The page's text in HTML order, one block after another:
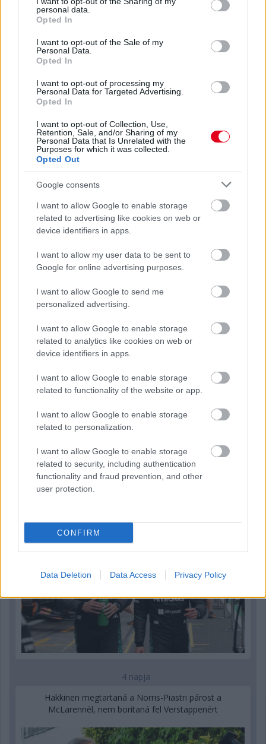
grant or deny consent to Google and its third-party tags to
use your data for below specified purposes in below Google
consent section.
personal data.
Opted In
I want to opt-out of the Sale of my
Personal Data.
Opted In
I want to opt-out of processing my
Personal Data for Targeted Advertising.
Opted In
I want to opt-out of Collection, Use,
Retention, Sale, and/or Sharing of my
Personal Data that Is Unrelated with the
Purposes for which it was collected.
Opted Out
Google consents
I want to allow Google to enable storage
related to advertising like cookies on web or
device identifiers in apps.
I want to allow my user data to be sent to
Google for online advertising purposes.
I want to allow Google to send me
personalized advertising.
I want to allow Google to enable storage
related to analytics like cookies on web or
device identifiers in apps.
I want to allow Google to enable storage
related to functionality of the website or app.
I want to allow Google to enable storage
related to personalization.
I want to allow Google to enable storage
related to security, including authentication
functionality and fraud prevention, and other
user protection.
CONFIRM
Data Deletion Data Access Privacy Policy
Óriási bevétel-visszaesést könyvelhetett el az F1 a
3 napja
Kerékpáros világbajnokságra kvalifikálta magát Bottas az
3 napja
Montoya szerint Antonelli kedvessége sem segít
4 napja
Hakkinen megtartaná a Norris-Piastri párost a
McLarennél, nem borítaná fel Verstappenért